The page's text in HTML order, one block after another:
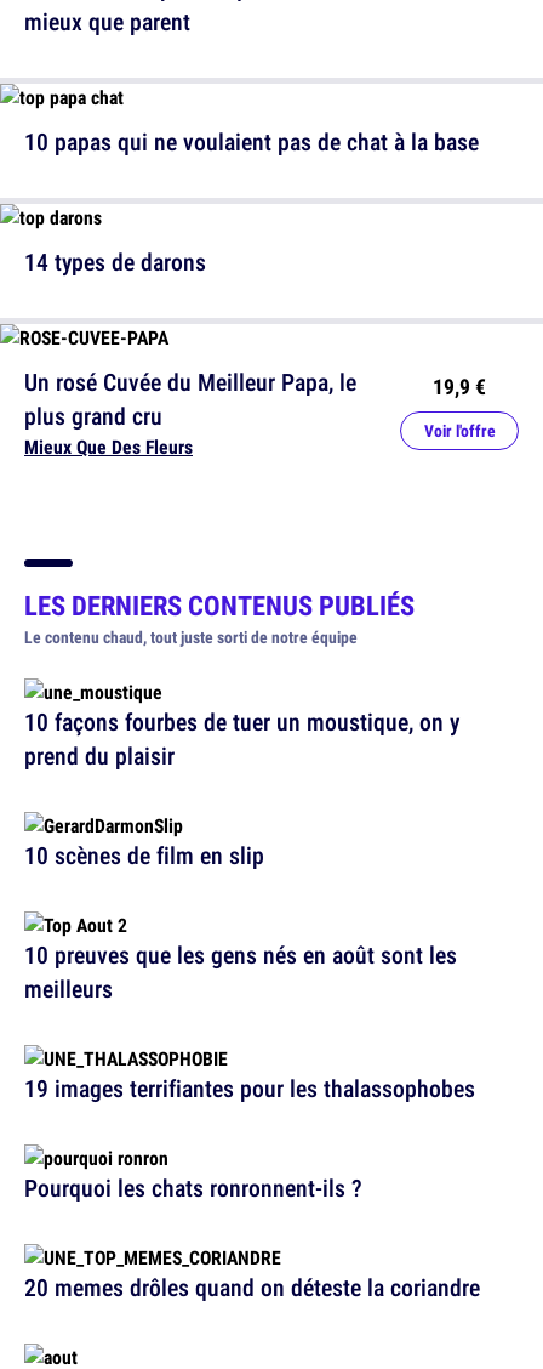
mieux que parent
10 papas qui ne voulaient pas de chat à la base
14 types de darons
Un rosé Cuvée du Meilleur Papa, le
plus grand cru
Mieux Que Des Fleurs
19,9 €
Voir l'offre
LES DERNIERSCONTENUS PUBLIÉS
Le contenu chaud, tout juste sorti de notre équipe
10 façons fourbes de tuer un moustique, on y
prend du plaisir
10 preuves que les gens nés en août sont les
meilleurs
Pourquoi les chats ronronnent-ils ?
10 scènes de film en slip
19 images terrifiantes pour les thalassophobes
20 memes drôles quand on déteste la coriandre